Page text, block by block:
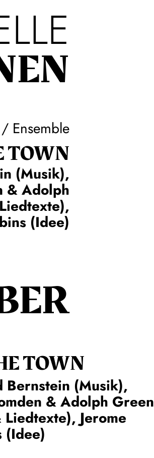
Ensemble
TOWN
(Musik),
& Adolph
(Idee)
TOWN
Bernstein (Musik),
& Adolph Green
Liedtexte), Jerome
(Idee)